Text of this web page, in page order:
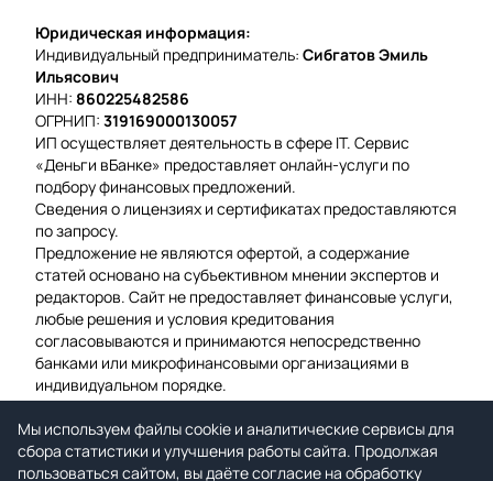
Мы используем файлы cookie и аналитические сервисы для
сбора статистики и улучшения работы сайта. Продолжая
пользоваться сайтом, вы даёте согласие на обработку
Юридическая информация:
Индивидуальный предприниматель: Сибгатов Эмиль
Ильясович
ИНН: 860225482586
ОГРНИП: 319169000130057
ИП осуществляет деятельность в сфере IT. Сервис
«Деньги вБанке» предоставляет онлайн-услуги по
подбору финансовых предложений.
Сведения о лицензиях и сертификатах предоставляются
по запросу.
Предложение не являются офертой, а содержание
статей основано на субъективном мнении экспертов и
редакторов. Сайт не предоставляет финансовые услуги,
любые решения и условия кредитования
согласовываются и принимаются непосредственно
банками или микрофинансовыми организациями в
индивидуальном порядке.
Вероятность одобрения рассчитывается на основе
среднего значения подтвержденных заявок за
предыдущую неделю.
Мы используем файлы cookie для гарантии удобства и